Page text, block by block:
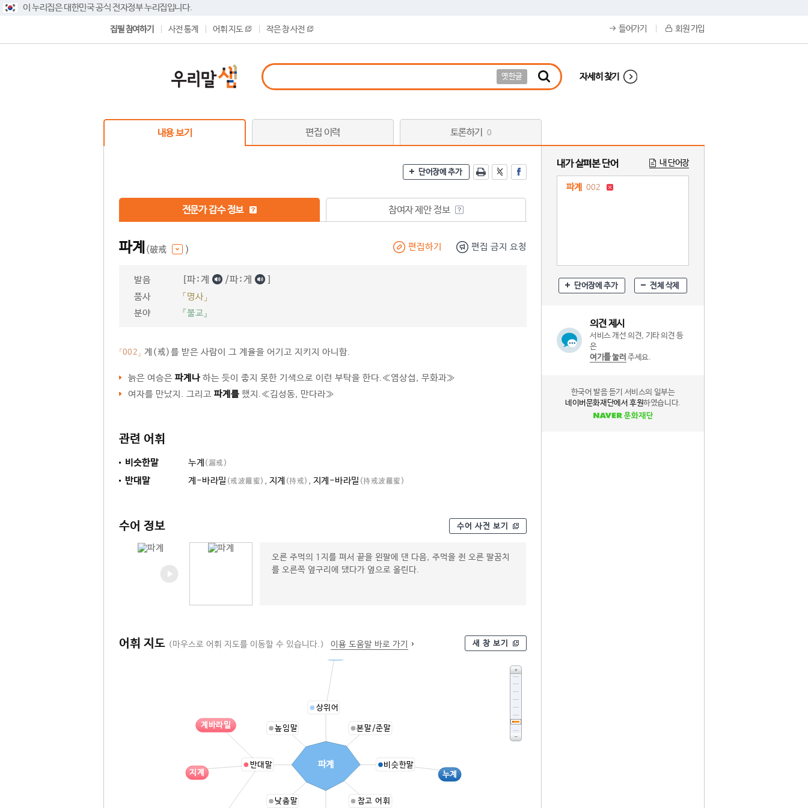
이 누리집은 대한민국 공식 전자정부 누리집입니다.
집필 참여하기 사전 통계 어휘 지도 작은 창 사전 들어가기 회원 가입
옛한글 자세히 찾기
내용 보기 편집 이력 토론하기 0
단어장에 추가
전문가 감수 정보 참여자 제안 정보
파계 (破戒 ) 편집하기 편집 금지 요청
발음 [파ː계 /파ː게 ]
품사
「명사」
분야
『불교』
「002」 계(戒)를 받은 사람이 그 계율을 어기고 지키지 아니함.
늙은 여승은 파계나 하는 듯이 좋지 못한 기색으로 이런 부탁을 한다.≪염상섭, 무화과≫
여자를 만났지. 그리고 파계를 했지.≪김성동, 만다라≫
관련 어휘
비슷한말 누계 (漏戒)
반대말 계-바라밀 (戒波羅蜜) , 지계 (持戒) , 지계-바라밀 (持戒波羅蜜)
수어 정보 수어 사전 보기
오른 주먹의 1지를 펴서 끝을 왼팔에 댄 다음, 주먹을 쥔 오른 팔꿈치
를 오른쪽 옆구리에 댔다가 옆으로 올린다.
어휘 지도 (마우스로 어휘 지도를 이동할 수 있습니다.) 이용 도움말 바로 가기 새 창 보기
상위어
본말/준말
누계
비슷한말
참고 어휘
낮춤말
계바라밀
지계
반대말
높임말
파계
내가 살펴본 단어 내 단어장
파계 002
단어장에 추가 전체 삭제
의견 제시
서비스 개선 의견, 기타 의견 등
은
여기를 눌러 주세요.
한국어 발음 듣기 서비스의 일부는
네이버문화재단에서 후원하였습니다.